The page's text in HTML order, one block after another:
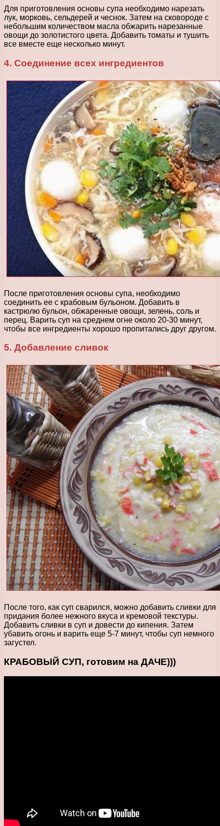
Для приготовления основы супа необходимо нарезать
лук, морковь, сельдерей и чеснок. Затем на сковороде с
небольшим количеством масла обжарить нарезанные
овощи до золотистого цвета. Добавить томаты и тушить
все вместе еще несколько минут.
4. Соединение всех ингредиентов
После приготовления основы супа, необходимо
соединить ее с крабовым бульоном. Добавить в
кастрюлю бульон, обжаренные овощи, зелень, соль и
перец. Варить суп на среднем огне около 20-30 минут,
чтобы все ингредиенты хорошо пропитались друг другом.
5. Добавление сливок
После того, как суп сварился, можно добавить сливки для
придания более нежного вкуса и кремовой текстуры.
Добавить сливки в суп и довести до кипения. Затем
убавить огонь и варить еще 5-7 минут, чтобы суп немного
загустел.
КРАБОВЫЙ СУП, готовим на ДАЧЕ)))